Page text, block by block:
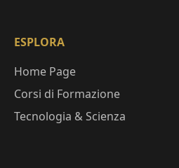
ESPLORA
Home Page
Corsi di Formazione
Tecnologia & Scienza